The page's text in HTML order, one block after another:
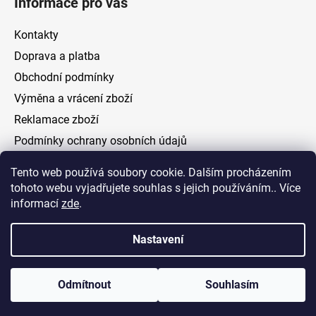
Tento web používá soubory cookie. Dalším procházením
tohoto webu vyjadřujete souhlas s jejich používáním.. Více
informací zde.
Nastavení
Odmítnout Souhlasím
Kontakty
Doprava a platba
Obchodní podmínky
Výměna a vrácení zboží
Reklamace zboží
Podmínky ochrany osobních údajů
Facebook
Vytvořil Shoptet
Copyright 2026ELOAS.cz
. Všechna práva vyhrazena.
Upravit nastavení cookies